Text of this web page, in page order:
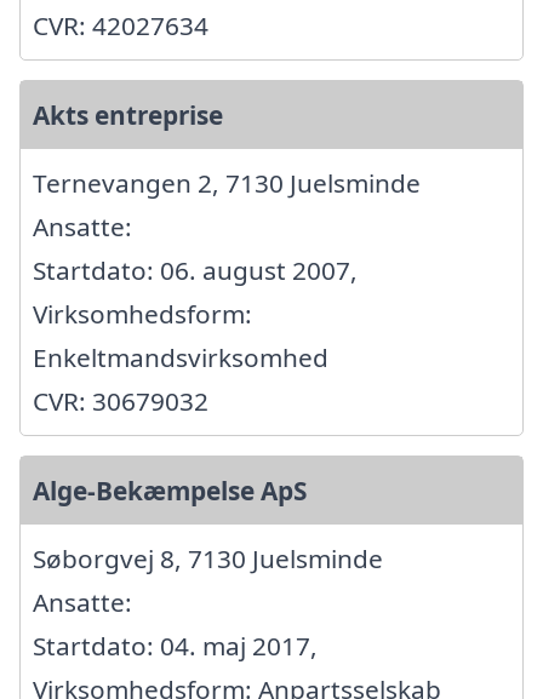
CVR: 42027634
Akts entreprise
Ternevangen 2, 7130 Juelsminde
Ansatte:
Startdato: 06. august 2007,
Virksomhedsform:
Enkeltmandsvirksomhed
CVR: 30679032
Alge-Bekæmpelse ApS
Søborgvej 8, 7130 Juelsminde
Ansatte:
Startdato: 04. maj 2017,
Virksomhedsform: Anpartsselskab